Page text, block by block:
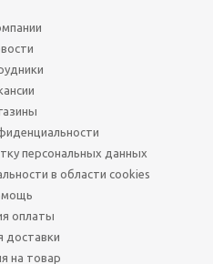
персональных данных
в области cookies
оплаты
доставки
на товар